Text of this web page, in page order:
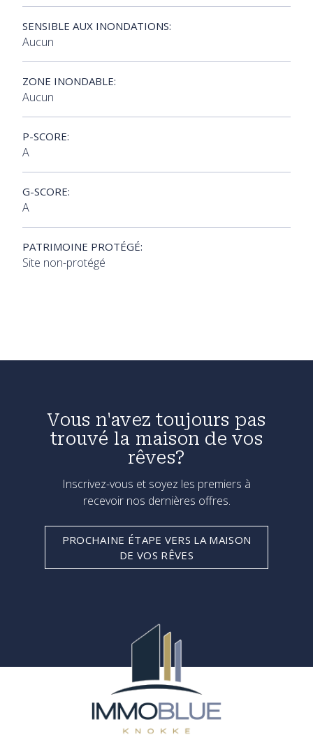
SENSIBLE AUX INONDATIONS:
Aucun
ZONE INONDABLE:
Aucun
P-SCORE:
A
G-SCORE:
A
PATRIMOINE PROTÉGÉ:
Site non-protégé
Vous n'avez toujours pas
trouvé la maison de vos
rêves?
Inscrivez-vous et soyez les premiers à
recevoir nos dernières offres.
PROCHAINE ÉTAPE VERS LA MAISON
DE VOS RÊVES